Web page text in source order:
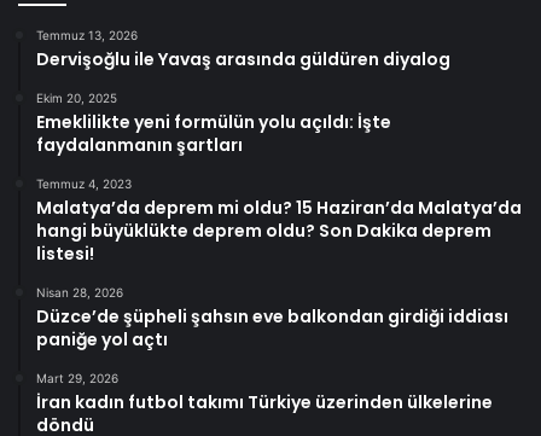
Temmuz 13, 2026
Dervişoğlu ile Yavaş arasında güldüren diyalog
Ekim 20, 2025
Emeklilikte yeni formülün yolu açıldı: İşte
faydalanmanın şartları
Temmuz 4, 2023
Malatya’da deprem mi oldu? 15 Haziran’da Malatya’da
hangi büyüklükte deprem oldu? Son Dakika deprem
listesi!
Nisan 28, 2026
Düzce’de şüpheli şahsın eve balkondan girdiği iddiası
paniğe yol açtı
Mart 29, 2026
İran kadın futbol takımı Türkiye üzerinden ülkelerine
döndü